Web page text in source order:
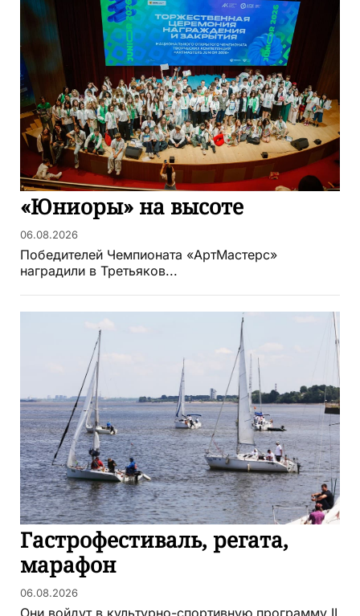
«Юниоры» на высоте
06.08.2026
Победителей Чемпионата «АртМастерс»
наградили в Третьяков...
Гастрофестиваль, регата,
марафон
06.08.2026